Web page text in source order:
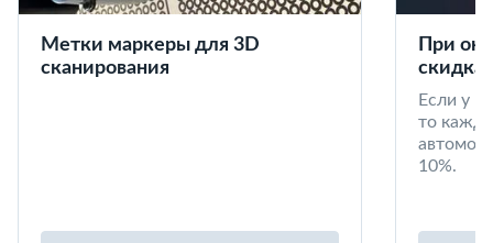
Метки маркеры для 3D
сканирования
При
скидка
Если у
то
10%.